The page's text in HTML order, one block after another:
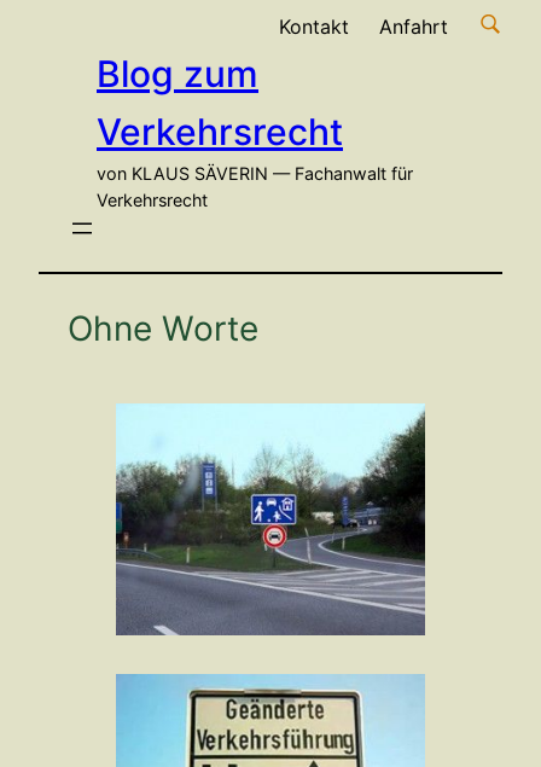
Kontakt Anfahrt
Blog zum
Verkehrsrecht
von KLAUS SÄVERIN — Fachanwalt für
Verkehrsrecht
Ohne Worte